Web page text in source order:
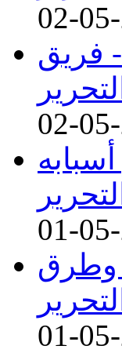
02-
فريق
التحرير
02-
01-
وطرق
01-